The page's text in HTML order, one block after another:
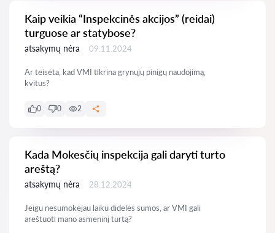
Kaip veikia “Inspekcinės akcijos” (reidai)
turguose ar statybose?
atsakymų nėra 09.11.2024
Ar teisėta, kad VMI tikrina grynųjų pinigų naudojimą,
kvitus?
0 0 2
Kada Mokesčių inspekcija gali daryti turto
areštą?
atsakymų nėra 28.12.2024
Jeigu nesumokėjau laiku didelės sumos, ar VMI gali
areštuoti mano asmeninį turtą?